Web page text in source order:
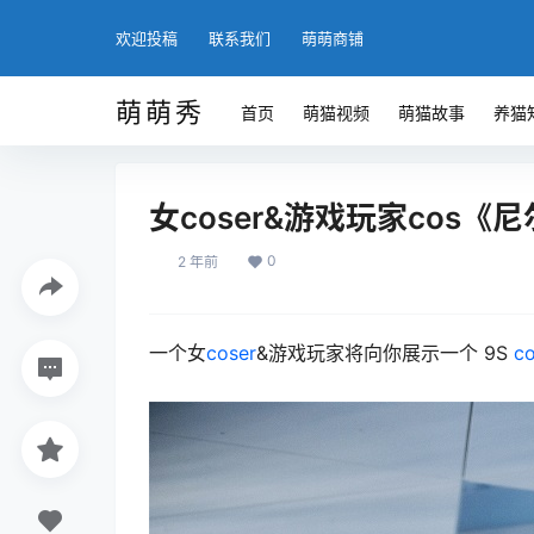
欢迎投稿 联系我们 萌萌商铺
萌萌秀 首页 萌猫视频 萌猫故事 养猫
女coser&游戏玩家cos《
2 年前 0
一个女coser&游戏玩家将向你展示一个 9S